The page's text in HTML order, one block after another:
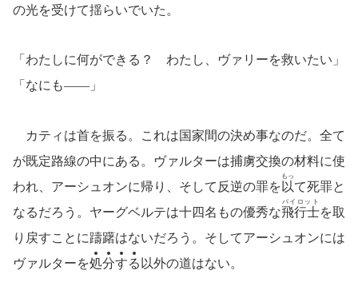
の光を受けて揺らいでいた。
「わたしに何ができる？ わたし、ヴァリーを救いたい」
「なにも――」
カティは首を振る。これは国家間の決め事なのだ。全て
が既定路線の中にある。ヴァルターは捕虜交換の材料に使
われ、アーシュオンに帰り、そして反逆の罪を 以
もっ
て死罪と
なるだろう。ヤーグベルテは十四名もの優秀な飛行士
パイロット
を取
り戻すことに躊躇はないだろう。そしてアーシュオンには
ヴァルターを処分する 以外の道はない。